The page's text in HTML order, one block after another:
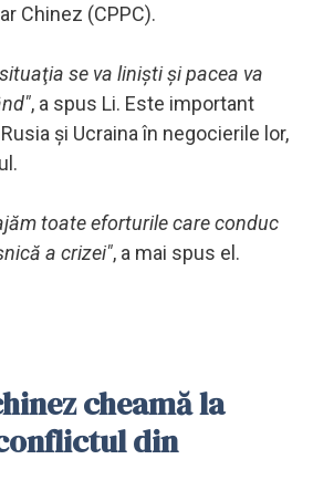
Chinez (CPPC).
se va linişti şi pacea va
, a spus Li. Este important
şi Ucraina în negocierile lor,
toate eforturile care conduc
a crizei", a mai spus el.
cheamă la
din